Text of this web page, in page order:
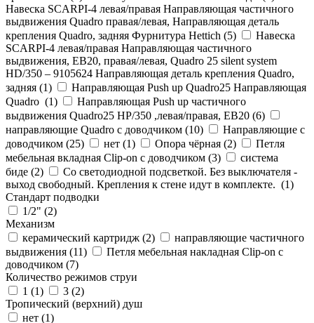
Навеска SCARPI-4 левая/правая Направляющая частичного
выдвижения Quadro правая/левая, Направляющая деталь
крепления Quadro, задняя Фурнитура Hettich (5)
Навеска
SCARPI-4 левая/правая Направляющая частичного
выдвижения, ЕВ20, правая/левая, Quadro 25 silent system
HD/350 – 9105624 Направляющая деталь крепления Quadro,
задняя (1)
Направляющая Push up Quadro25 Направляющая
Quadro (1)
Направляющая Push up частичного
выдвижения Quadro25 НР/350 ,левая/правая, ЕВ20 (6)
направляющие Quadro с доводчиком (10)
Направляющие с
доводчиком (25) нет (1) Опора чёрная (2)
Петля
мебельная вкладная Clip-on с доводчиком (3)
система
биде (2)
Со светодиодной подсветкой. Без выключателя -
выход свободный. Крепления к стене идут в комплекте. (1)
Стандарт подводки
1/2" (2)
Механизм
керамический картридж (2)
направляющие частичного
выдвижения (11)
Петля мебельная накладная Clip-on с
доводчиком (7)
Количество режимов струи
1 (1) 3 (2)
Тропический (верхний) душ
нет (1)